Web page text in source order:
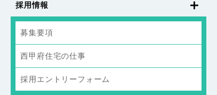
採用情報
募集要項
西甲府住宅の仕事
採用エントリーフォーム